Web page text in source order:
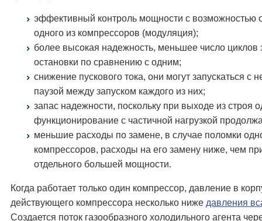
эффективный контроль мощности с возможностью
одного из компрессоров (модуляция);
более высокая надежность, меньшее число циклов
остановки по сравнению с одним;
снижение пускового тока, они могут запускаться с
паузой между запуском каждого из них;
запас надежности, поскольку при выходе из строя
функционирование с частичной нагрузкой
меньшие расходы по замене, в случае поломки
компрессоров, расходы на его замену ниже, чем
отдельного большей мощности.
Когда работает только один компрессор, давление в
действующего компрессора несколько ниже давления
Создается поток газообразного холодильного агента